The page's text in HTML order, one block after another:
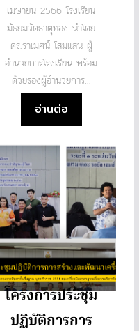
เมษายน 2566 โรงเรียน
มัธยมวัดธาตุทอง นำโดย
ดร.ราเมศน์ โสมแสน ผู้
อำนวยการโรงเรียน พร้อม
ด้วยรองผู้อำนวยการ...
อ่านต่อ
โครงการประชุม
ปฏิบัติการการ